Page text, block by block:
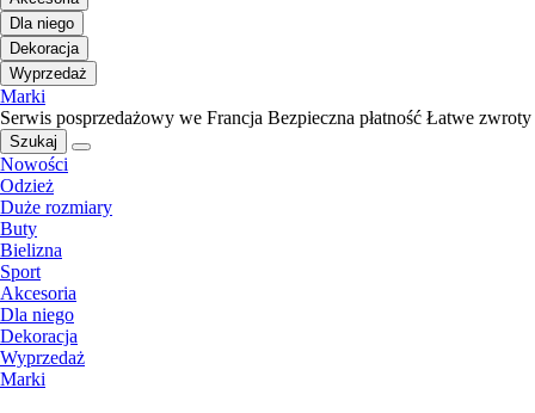
Dla niego
Dekoracja
Wyprzedaż
Marki
Serwis posprzedażowy we Francja Bezpieczna płatność Łatwe zwroty
Szukaj
Nowości
Odzież
Duże rozmiary
Buty
Bielizna
Sport
Akcesoria
Dla niego
Dekoracja
Wyprzedaż
Marki